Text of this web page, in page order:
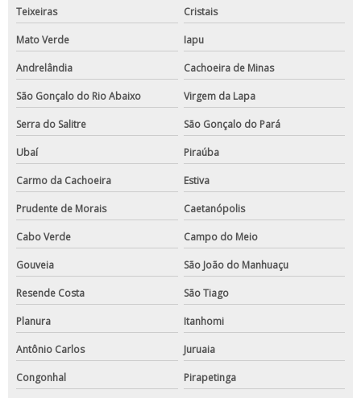
Teixeiras Cristais
Mato Verde Iapu
Andrelândia Cachoeira de Minas
São Gonçalo do Rio Abaixo Virgem da Lapa
Serra do Salitre São Gonçalo do Pará
Ubaí Piraúba
Carmo da Cachoeira Estiva
Prudente de Morais Caetanópolis
Cabo Verde Campo do Meio
Gouveia São João do Manhuaçu
Resende Costa São Tiago
Planura Itanhomi
Antônio Carlos Juruaia
Congonhal Pirapetinga